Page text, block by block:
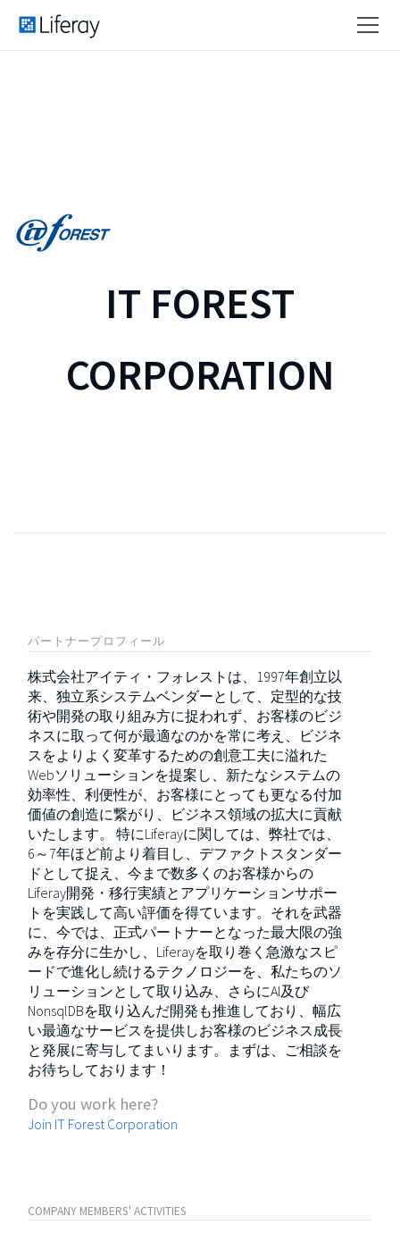
IT FOREST
CORPORATION
パートナープロフィール
株式会社アイティ・フォレストは、1997年創立以
来、独立系システムベンダーとして、定型的な技
術や開発の取り組み方に捉われず、お客様のビジ
ネスに取って何が最適なのかを常に考え、ビジネ
スをよりよく変革するための創意工夫に溢れた
Webソリューションを提案し、新たなシステムの
効率性、利便性が、お客様にとっても更なる付加
価値の創造に繋がり、ビジネス領域の拡大に貢献
いたします。 特にLiferayに関しては、弊社では、
6～7年ほど前より着目し、デファクトスタンダー
ドとして捉え、今まで数多くのお客様からの
Liferay開発・移行実績とアプリケーションサポー
トを実践して高い評価を得ています。それを武器
に、今では、正式パートナーとなった最大限の強
みを存分に生かし、Liferayを取り巻く急激なスピ
ードで進化し続けるテクノロジーを、私たちのソ
リューションとして取り込み、さらにAI及び
NonsqlDBを取り込んだ開発も推進しており、幅広
い最適なサービスを提供しお客様のビジネス成長
と発展に寄与してまいります。まずは、ご相談を
お待ちしております！
Do you work here?
Join IT Forest Corporation
COMPANY MEMBERS' ACTIVITIES